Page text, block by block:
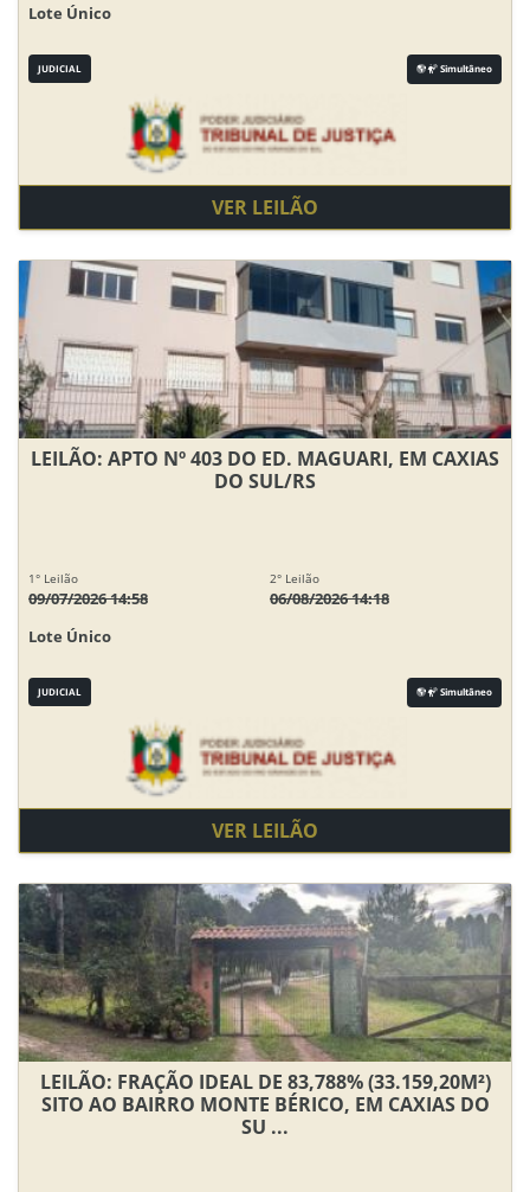
Lote Único
JUDICIAL Simultâneo
VER LEILÃO
LEILÃO: APTO Nº 403 DO ED. MAGUARI, EM CAXIAS
DO SUL/RS
1° Leilão
09/07/2026 14:58
2° Leilão
06/08/2026 14:18
Lote Único
JUDICIAL Simultâneo
VER LEILÃO
LEILÃO: FRAÇÃO IDEAL DE 83,788% (33.159,20M²)
SITO AO BAIRRO MONTE BÉRICO, EM CAXIAS DO
SU ...